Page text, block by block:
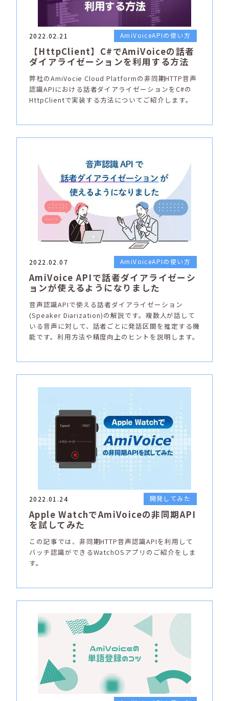
2022.02.21 AmiVoiceAPIの使い方
【HttpClient】C#でAmiVoiceの話者
ダイアライゼーションを利用する方法
弊社のAmiVocie Cloud Platformの非同期HTTP音声
認識APIにおける話者ダイアライゼーションをC#の
HttpClientで実装する方法についてご紹介します。
2022.02.07 AmiVoiceAPIの使い方
AmiVoice APIで話者ダイアライゼーシ
ョンが使えるようになりました
音声認識APIで使える話者ダイアライゼーション
(Speaker Diarization)の解説です。複数人が話して
いる音声に対して、話者ごとに発話区間を推定する機
能です。利用方法や精度向上のヒントを説明します。
2022.01.24 開発してみた
Apple WatchでAmiVoiceの非同期API
を試してみた
この記事では、非同期HTTP音声認識APIを利用して
バッチ認識ができるWatchOSアプリのご紹介をしま
す。